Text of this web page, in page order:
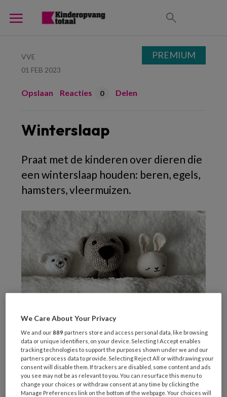
VVE
01 FEB 2023
Opslaan Reacties 0 Delen
Winterslaap
Praat met de kinderen over dieren die
een winterslaap houden: beren, egels,
hamsters, vleermuizen.
2
PREMIUM
We Care About Your Privacy
We and our889 partners store and access personal data, like browsing
data or unique identifiers, on your device. Selecting I Accept enables
tracking technologies to support the purposes shown under we and our
partners process data to provide. Selecting Reject All or withdrawing your
consent will disable them. If trackers are disabled, some content and ads
you see may not be as relevant to you. You can resurface this menu to
change your choices or withdraw consent at any time by clicking the
Manage Preferences link on the bottom of the webpage. Your choices will